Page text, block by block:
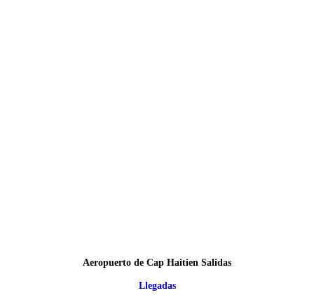
Aeropuerto de Cap Haitien Salidas
Llegadas